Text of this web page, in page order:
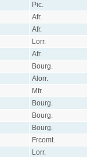
Pic.
Afr.
Afr.
Lorr.
Afr.
Bourg.
Alorr.
Mfr.
Bourg.
Bourg.
Bourg.
Frcomt.
Lorr.